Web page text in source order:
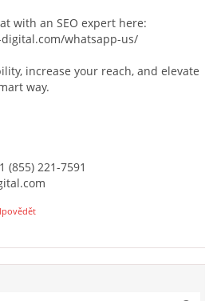
MLSÁNÍ
with an SEO expert here:
whatsapp-us/
increase your reach, and elevate
way.
(855) 221-7591